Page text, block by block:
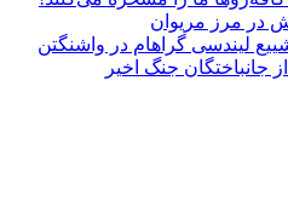
در مرز مریوان
لیندسی گراهام در واشنگتن
جانباختگان جنگ اخیر